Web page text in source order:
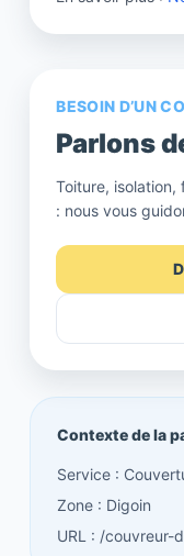
BESOIN D’UN
Parlons
Toiture, isolation,
: nous vous
Contexte de la
Service :
Zone : Digoin
URL : /couvreur-